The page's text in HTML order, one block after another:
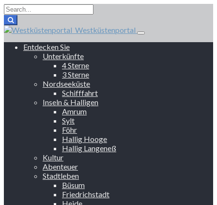
Westküstenportal
Entdecken Sie
Unterkünfte
4 Sterne
3 Sterne
Nordseeküste
Schifffahrt
Inseln & Halligen
Amrum
Sylt
Föhr
Hallig Hooge
Hallig Langeneß
Kultur
Abenteuer
Stadtleben
Büsum
Friedrichstadt